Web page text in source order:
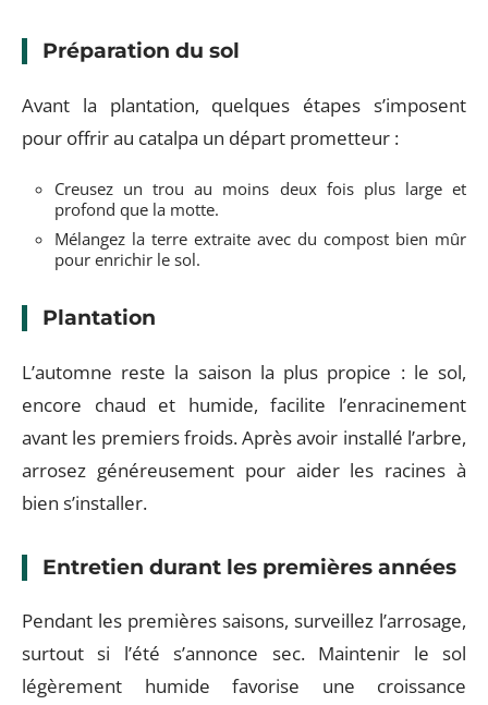
Préparation du sol
Avant la plantation, quelques étapes s’imposent
pour offrir au catalpa un départ prometteur :
Creusez un trou au moins deux fois plus large et
profond que la motte.
Mélangez la terre extraite avec du compost bien mûr
pour enrichir le sol.
Plantation
L’automne reste la saison la plus propice : le sol,
encore chaud et humide, facilite l’enracinement
avant les premiers froids. Après avoir installé l’arbre,
arrosez généreusement pour aider les racines à
bien s’installer.
Entretien durant les premières années
Pendant les premières saisons, surveillez l’arrosage,
surtout si l’été s’annonce sec. Maintenir le sol
légèrement humide favorise une croissance